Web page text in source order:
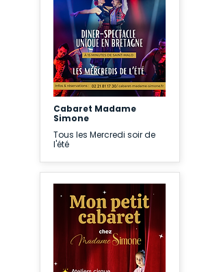
Cabaret Madame
Simone
Tous les Mercredi soir de
l'été